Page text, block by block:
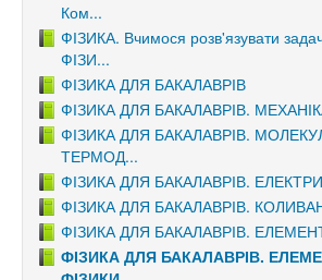
Ком...
ФІЗИКА. Вчимося розв'язувати
ФІЗИ...
ФІЗИКА ДЛЯ БАКАЛАВРІВ
ФІЗИКА ДЛЯ БАКАЛАВРІВ.
ФІЗИКА ДЛЯ БАКАЛАВРІВ.
ТЕРМОД...
ФІЗИКА ДЛЯ БАКАЛАВРІВ.
ФІЗИКА ДЛЯ БАКАЛАВРІВ.
ФІЗИКА ДЛЯ БАКАЛАВРІВ.
ФІЗИКА ДЛЯ БАКАЛАВРІВ.